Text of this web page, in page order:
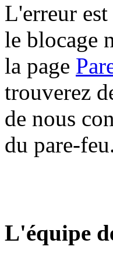
L'erreur
le blocage
la page
trouverez
de nous
du pare-
L'équipe